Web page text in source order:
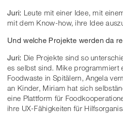
Juri: Leute mit einer Idee, mit
mit dem Know-how, ihre Idee
Und welche Projekte werden da
Juri: Die Projekte sind so
es selbst sind. Mike programmiert
Foodwaste in Spitälern, Angela
an Kinder, Miriam hat sich
eine Plattform für
ihre UX-Fähigkeiten für